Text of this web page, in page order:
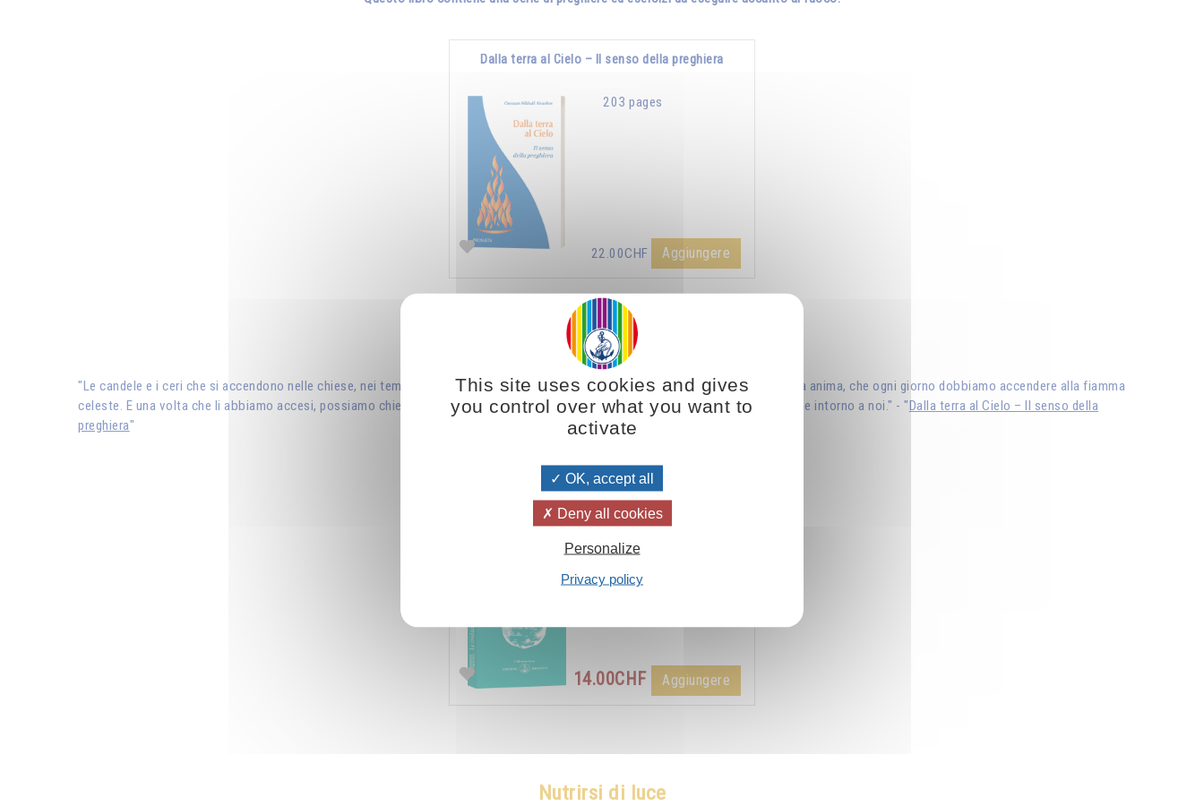
Dalla terra al Cielo – Il senso della preghiera
203 pages
22.00CHF Aggiungere
Accendere e alimentare la fiamma
"Le candele e i ceri che si accendono nelle chiese, nei templi e anche nelle abitazioni sono simboli del nostro spirito e della nostra anima, che ogni giorno dobbiamo accendere alla fiamma
celeste. E una volta che li abbiamo accesi, possiamo chiedere all'Angelo del fuoco di aiutarci ad accendere altri spiriti e altre anime intorno a noi." - "Dalla terra al Cielo – Il senso della
preghiera"
Le rivelazioni del fuoco e dell'acqua
La nostra vita psichica è
modellata dalle forze che
dalle influenze di cui noi ci
14.00CHF Aggiungere
Nutrirsi di luce
This site uses cookies and gives
you control over what you want to
activate
OK, accept all
Deny all cookies
Personalize
Privacy policy